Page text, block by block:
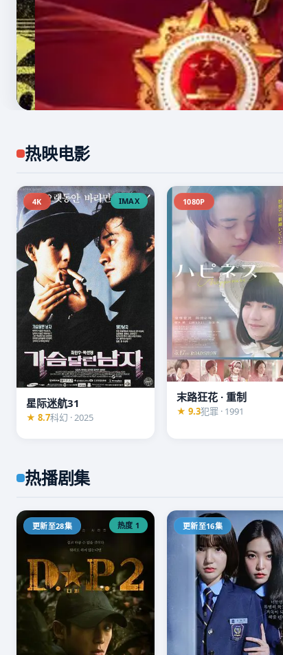
🎬 高分必看
深渊回响
★ 9.52025 · 悬疑 · 16集 1080P
十年前的旧案卷宗被翻开，菜鸟刑警与退休犯罪心
相背后，都是更深的深渊。豆瓣开分9.5，年度神作
热映电影
4K IMAX
星际迷航31
★ 8.7科幻 · 2025
1080P
末路狂花 · 重制
★ 9.3犯罪 · 1991
热播剧集
更新至28集 热度 1 更新至16集